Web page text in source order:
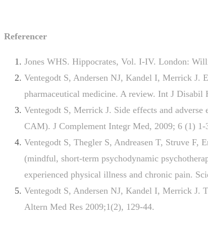
Referencer
Jones WHS. Hippocrates, Vol. I-IV. London:
Ventegodt S, Andersen NJ, Kandel I, Merrick J.
pharmaceutical medicine. A review. Int J Disabil
Ventegodt S, Merrick J. Side effects and
CAM). J Complement Integr Med, 2009; 6 (1) 1-
Ventegodt S, Thegler S, Andreasen T, Struve
(mindful, short-term psychodynamic
experienced physical illness and chronic pain.
Ventegodt S, Andersen NJ, Kandel I, Merrick J.
Altern Med Res 2009;1(2), 129-44.